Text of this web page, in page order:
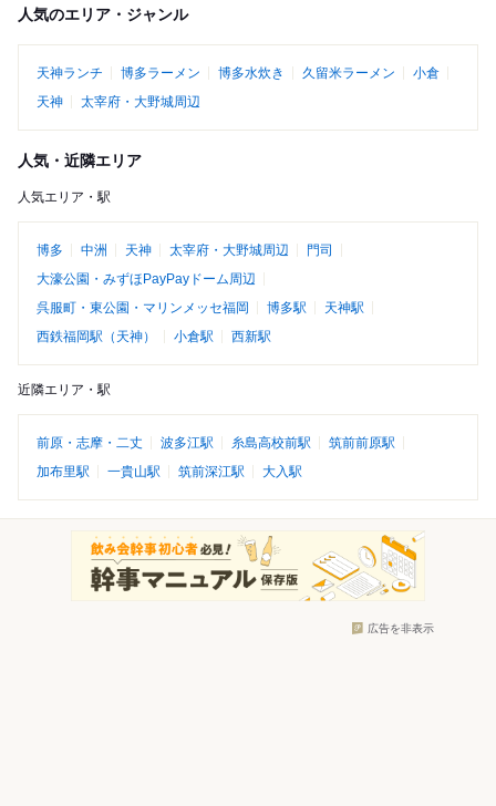
人気のエリア・ジャンル
天神ランチ 博多ラーメン 博多水炊き 久留米ラーメン
小倉
天神
太宰府・大野城周辺
人気・近隣エリア
人気エリア・駅
博多 中洲 天神 太宰府・大野城周辺
門司
大濠公園・みずほPayPayドーム周辺
呉服町・東公園・マリンメッセ福岡
博多駅
天神駅
西鉄福岡駅（天神）
小倉駅 西新駅
近隣エリア・駅
前原・志摩・二丈 波多江駅 糸島高校前駅
筑前前原駅
加布里駅
一貴山駅 筑前深江駅 大入駅
広告を非表示